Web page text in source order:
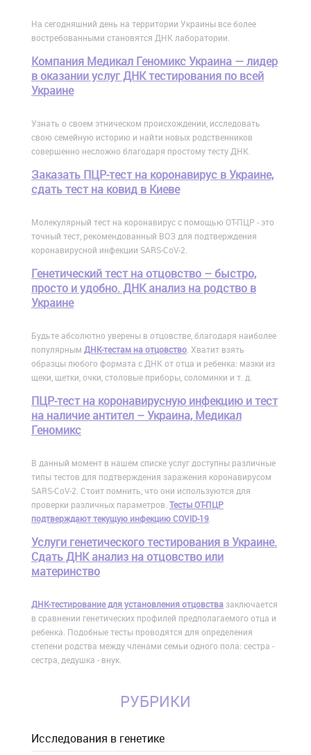
На сегодняшний день на территории Украины все более
востребованными становятся ДНК лаборатории.
Компания Медикал Геномикс Украина — лидер
в оказании услуг ДНК тестирования по всей
Украине
Узнать о своем этническом происхождении, исследовать
свою семейную историю и найти новых родственников
совершенно несложно благодаря простому тесту ДНК.
Заказать ПЦР-тест на коронавирус в Украине,
сдать тест на ковид в Киеве
Молекулярный тест на коронавирус с помощью ОТ-ПЦР - это
точный тест, рекомендованный ВОЗ для подтверждения
коронавирусной инфекции SARS-CoV-2.
Генетический тест на отцовство – быстро,
просто и удобно. ДНК анализ на родство в
Украине
Будьте абсолютно уверены в отцовстве, благодаря наиболее
популярным ДНК-тестам на отцовство. Хватит взять
образцы любого формата с ДНК от отца и ребенка: мазки из
щеки, щетки, очки, столовые приборы, соломинки и т. д.
ПЦР-тест на коронавирусную инфекцию и тест
на наличие антител – Украина, Медикал
Геномикс
В данный момент в нашем списке услуг доступны различные
типы тестов для подтверждения заражения коронавирусом
SARS-CoV-2. Стоит помнить, что они используются для
проверки различных параметров. Тесты ОТ-ПЦР
подтверждают текущую инфекцию COVID-19.
Услуги генетического тестирования в Украине.
Сдать ДНК анализ на отцовство или
материнство
ДНК-тестирование для установления отцовствазаключается
в сравнении генетических профилей предполагаемого отца и
ребенка. Подобные тесты проводятся для определения
степени родства между членами семьи одного пола: сестра -
сестра, дедушка - внук.
РУБРИКИ
Исследования в генетике